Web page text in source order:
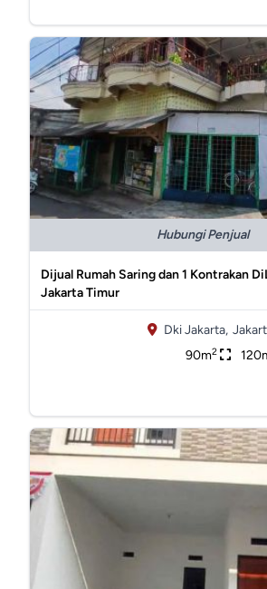
Hubungi Penjual
Dijual Rumah Saring dan 1 Kontrakan
Jakarta Timur
Dki Jakarta,
90m2